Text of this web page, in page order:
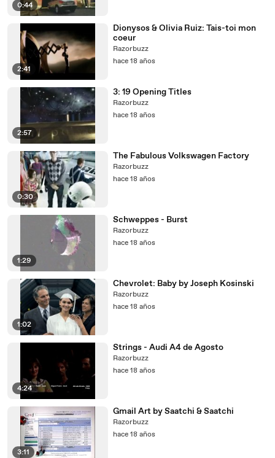
0:44
2:41
Dionysos & Olivia Ruiz: Tais-toi mon
coeur
Razorbuzz
hace 18 años
2:57
3: 19 Opening Titles
Razorbuzz
hace 18 años
0:30
The Fabulous Volkswagen Factory
Razorbuzz
hace 18 años
1:29
Schweppes - Burst
Razorbuzz
hace 18 años
1:02
Chevrolet: Baby by Joseph Kosinski
Razorbuzz
hace 18 años
4:24
Strings - Audi A4 de Agosto
Razorbuzz
hace 18 años
3:11
Gmail Art by Saatchi & Saatchi
Razorbuzz
hace 18 años